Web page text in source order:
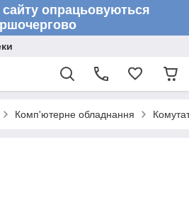
опрацьовуються
Комп'ютерне обладнання